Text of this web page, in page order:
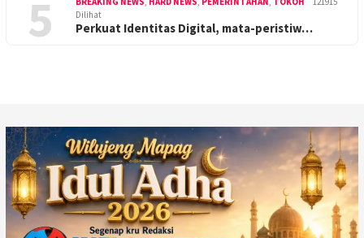
5
Dilihat
Perkuat Identitas Digital, mata-peristiw…